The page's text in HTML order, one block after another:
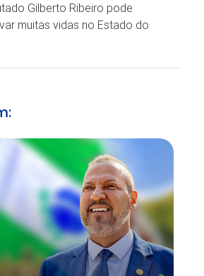
Gilberto Ribeiro pode
muitas vidas no Estado do